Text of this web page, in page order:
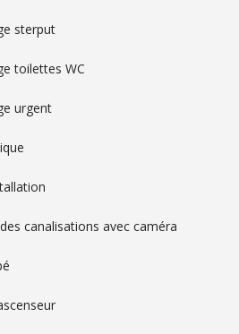
sterput
toilettes WC
urgent
canalisations avec caméra